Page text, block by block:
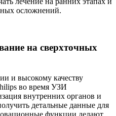
осложнений.
на сверхточных
и высокому качеству
во время УЗИ
внутренних органов и
детальные данные для